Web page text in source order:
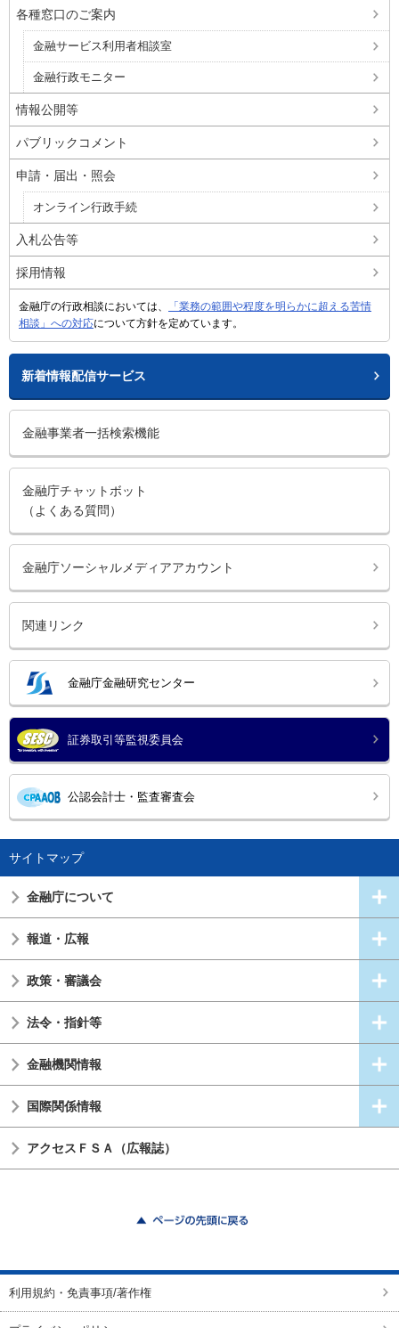
各種窓口のご案内
金融サービス利用者相談室
金融行政モニター
情報公開等
パブリックコメント
申請・届出・照会
オンライン行政手続
入札公告等
採用情報
金融庁の行政相談においては、
「業務の範囲や程度を明らかに超える苦情
相談」への対応について方針を定めています。
新着情報配信サービス
金融事業者一括検索機能
金融庁チャットボット
（よくある質問）
金融庁ソーシャルメディアアカウント
関連リンク
金融庁金融研究センター
証券取引等監視委員会
公認会計士・監査審査会
サイトマップ
金融庁について
報道・広報
政策・審議会
法令・指針等
金融機関情報
国際関係情報
アクセスＦＳＡ（広報誌）
利用規約・免責事項/著作権